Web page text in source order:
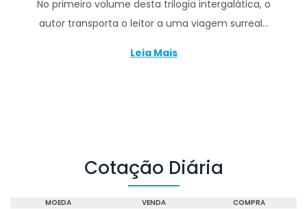
No primeiro volume desta trilogia intergalática, o
autor transporta o leitor a uma viagem surreal…
Leia Mais
Cotação Diária
MOEDA VENDA COMPRA